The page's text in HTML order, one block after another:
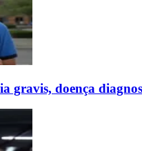
gravis, doença